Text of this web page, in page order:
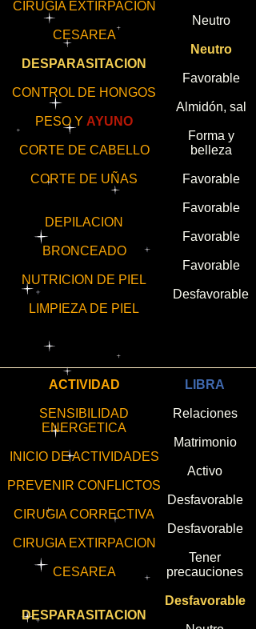
LIBRA
Relaciones
Matrimonio
Activo
Desfavorable
Desfavorable
Tener
precauciones
Desfavorable
Neutro
Neutro
Favorable
Almidón, sal
Forma y
belleza
Favorable
Favorable
Favorable
Favorable
Desfavorable
CIRUGIA EXTIRPACION
CESAREA
DESPARASITACION
CONTROL DE HONGOS
PESO Y AYUNO
CORTE DE CABELLO
CORTE DE UÑAS
DEPILACION
BRONCEADO
NUTRICION DE PIEL
LIMPIEZA DE PIEL
ACTIVIDAD
SENSIBILIDAD
ENERGETICA
INICIO DE ACTIVIDADES
PREVENIR CONFLICTOS
CIRUGIA CORRECTIVA
CIRUGIA EXTIRPACION
CESAREA
DESPARASITACION